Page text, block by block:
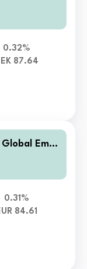
I H S
0.32%
87.64
Emer
IL H
0.31%
84.61